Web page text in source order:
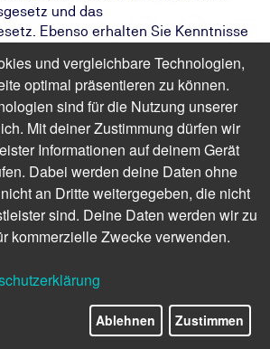
und das
Ebenso erhalten Sie Kenntnisse
PSB ist es Ihre Aufgabe, sowohl
und während der
vermeiden als auch die
und die dafür benötigten Dokumente
Festigung des Gelernten zeigen wir
von FMEA und anderen Methoden
Überprüfung von Konstruktionen
Unternehmen vermeidet Risiken,
Anforderungen
kennen rechtliche Anforderungen
Produktsicherheit und können QM-
und vergleichbare Technologien,
optimal präsentieren zu können.
sind für die Nutzung unserer
Mit deiner Zustimmung dürfen wir
Informationen auf deinem Gerät
Dabei werden deine Daten ohne
an Dritte weitergegeben, die nicht
sind. Deine Daten werden wir zu
kommerzielle Zwecke verwenden.
Ablehnen Zustimmen